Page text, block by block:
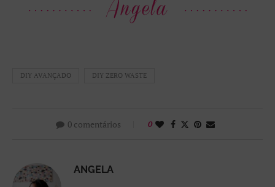
DIY AVANÇADO DIY ZERO WASTE
0 comentários 0
ANGELA